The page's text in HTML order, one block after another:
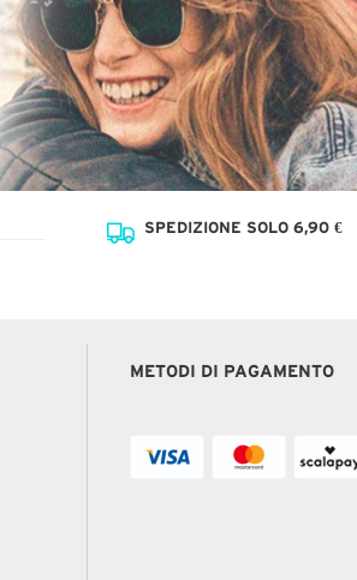
SPEDIZIONE SOLO 6,90 €
METODI DI PAGAMENTO